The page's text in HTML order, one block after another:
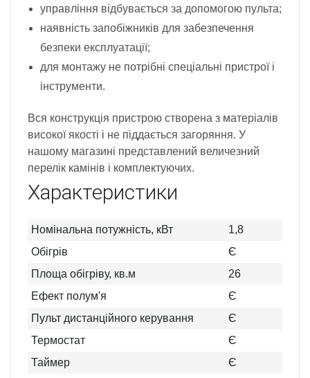
управління відбувається за допомогою пульта;
наявність запобіжників для забезпечення
безпеки експлуатації;
для монтажу не потрібні спеціальні пристрої і
інструменти.
Вся конструкція пристрою створена з матеріалів
високої якості і не піддається загоряння. У
нашому магазині представлений величезний
перелік камінів і комплектуючих.
Характеристики
Номінальна потужність, кВт
1,8
Обігрів
Є
Площа обігріву, кв.м
26
Ефект полум'я
Є
Пульт дистанційного керування
Є
Термостат
Є
Таймер
Є